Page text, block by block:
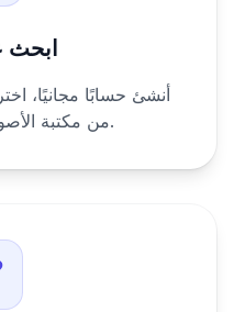
أنشئ حسابًا مجانيًا،
من مكتبة الأصوات، أو انسخ صوتك.